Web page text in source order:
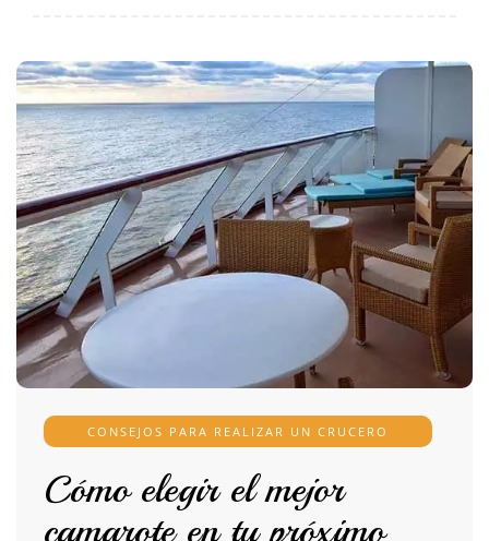
CONSEJOS PARA REALIZAR UN CRUCERO
Cómo elegir el mejor